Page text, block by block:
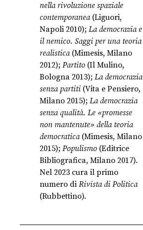
nella rivoluzione spaziale
contemporanea(Liguori,
Napoli 2010); La democrazia e
il nemico. Saggi per una teoria
realistica(Mimesis, Milano
2012); Partito (Il Mulino,
Bologna 2013); La democrazia
senza partiti (Vita e Pensiero,
Milano 2015); La democrazia
senza qualità. Le «promesse
non mantenute» della teoria
democratica(Mimesis, Milano
2015); Populismo (Editrice
Bibliografica, Milano 2017).
Nel 2023 cura il primo
numero di Rivista di Politica
(Rubbettino).